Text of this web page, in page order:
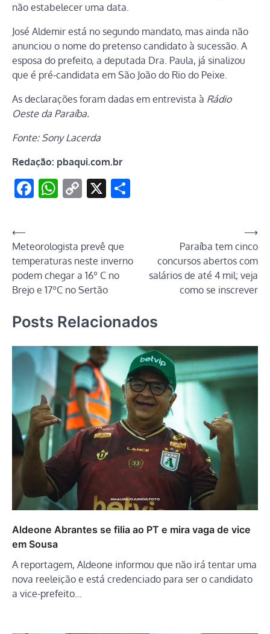
não estabelecer uma data.
José Aldemir está no segundo mandato, mas ainda não
anunciou o nome do pretenso candidato à sucessão. A
esposa do prefeito, a deputada Dra. Paula, já sinalizou
que é pré-candidata em São João do Rio do Peixe.
As declarações foram dadas em entrevista à Rádio
Oeste da Paraíba.
Fonte: Sony Lacerda
Redação: pbaqui.com.br
Facebook
WhatsApp
Copy
X
Navegação
de
Post
⟵
Meteorologista prevê que
temperaturas neste inverno
podem chegar a 16º C no
Brejo e 17ºC no Sertão
Paraíba tem cinco
concursos abertos com
salários de até 4 mil; veja
como se inscrever
⟶
Posts Relacionados
Aldeone Abrantes se filia ao PT e mira vaga de vice
em Sousa
A reportagem, Aldeone informou que não irá tentar uma
nova reeleição e está credenciado para ser o candidato
a vice-prefeito…